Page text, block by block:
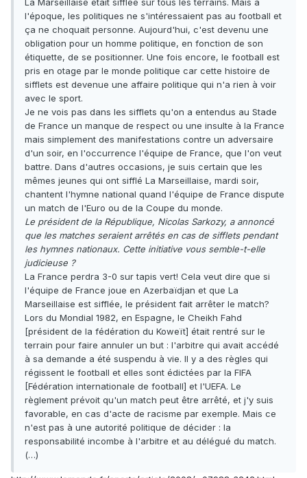
La Marseillaise était sifflée sur tous les terrains. Mais à
l'époque, les politiques ne s'intéressaient pas au football et
ça ne choquait personne. Aujourd'hui, c'est devenu une
obligation pour un homme politique, en fonction de son
étiquette, de se positionner. Une fois encore, le football est
pris en otage par le monde politique car cette histoire de
sifflets est devenue une affaire politique qui n'a rien à voir
avec le sport.
Je ne vois pas dans les sifflets qu'on a entendus au Stade
de France un manque de respect ou une insulte à la France
mais simplement des manifestations contre un adversaire
d'un soir, en l'occurrence l'équipe de France, que l'on veut
battre. Dans d'autres occasions, je suis certain que les
mêmes jeunes qui ont sifflé La Marseillaise, mardi soir,
chantent l'hymne national quand l'équipe de France dispute
un match de l'Euro ou de la Coupe du monde.
Le président de la République, Nicolas Sarkozy, a annoncé
que les matches seraient arrêtés en cas de sifflets pendant
les hymnes nationaux. Cette initiative vous semble-t-elle
judicieuse ?
La France perdra 3-0 sur tapis vert! Cela veut dire que si
l'équipe de France joue en Azerbaïdjan et que La
Marseillaise est sifflée, le président fait arrêter le match?
Lors du Mondial 1982, en Espagne, le Cheikh Fahd
[président de la fédération du Koweït] était rentré sur le
terrain pour faire annuler un but : l'arbitre qui avait accédé
à sa demande a été suspendu à vie. Il y a des règles qui
régissent le football et elles sont édictées par la FIFA
[Fédération internationale de football] et l'UEFA. Le
règlement prévoit qu'un match peut être arrêté, et j'y suis
favorable, en cas d'acte de racisme par exemple. Mais ce
n'est pas à une autorité politique de décider : la
responsabilité incombe à l'arbitre et au délégué du match.
(…)